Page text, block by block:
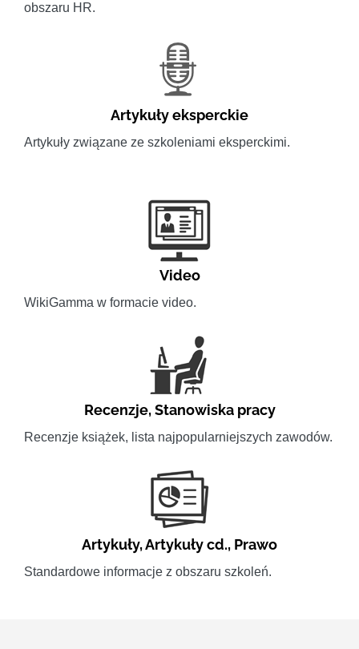
obszaru HR.
Artykuły eksperckie
Artykuły związane ze szkoleniami eksperckimi.
Video
WikiGamma w formacie video.
Recenzje,Stanowiska pracy
Recenzje książek, lista najpopularniejszych zawodów.
Artykuły,Artykuły cd., Prawo
Standardowe informacje z obszaru szkoleń.